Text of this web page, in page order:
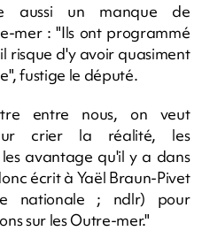
aussi un manque de
mer : "Ils ont programmé
risque d'y avoir quasiment
fustige le député.
entre nous, on veut
crier la réalité, les
avantage qu'il y a dans
écrit à Yaël Braun-Pivet
nationale ; ndlr) pour
sur les Outre-mer."